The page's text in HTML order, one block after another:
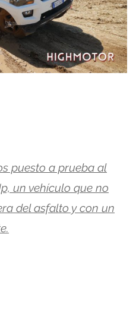
puesto a prueba al
un vehículo que no
del asfalto y con un